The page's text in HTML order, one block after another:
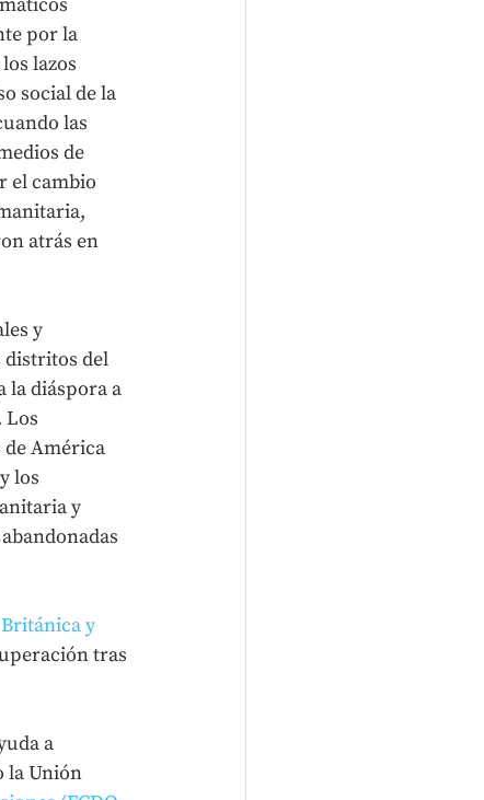
por la
lazos
social de la
las
de
el cambio
atrás en
y
distritos del
la diáspora a
Los
de América
los
y
y
tras
a
la Unión